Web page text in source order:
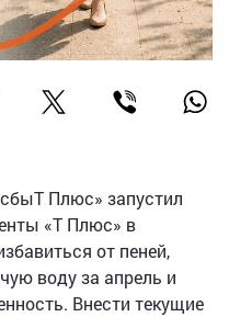
Плюс» запустил
«Т Плюс» в
от пеней,
воду за апрель и
Внести текущие